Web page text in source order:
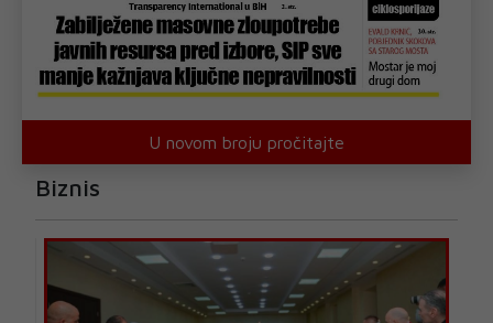
U novom broju pročitajte
Biznis